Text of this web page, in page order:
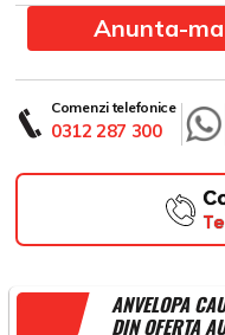
Anunta-
Comenzi telefonice
0312 287 300
ANVELOPA
DIN OFERTA